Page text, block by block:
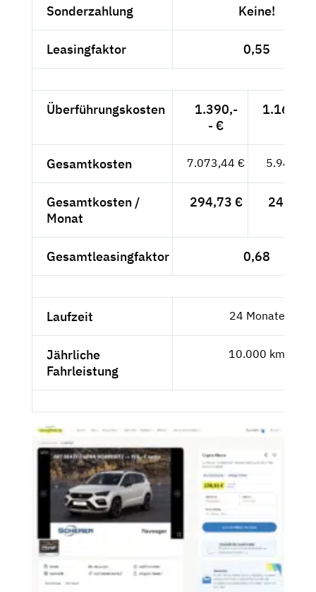
Sonderzahlung Keine!
Leasingfaktor 0,55
Überführungskosten
1.390,-
- €
Gesamtkosten 7.073,44 € 5.944,07
Gesamtkosten /
Monat
294,73 € 247,67
Gesamtleasingfaktor 0,68
Laufzeit 24 Monate
Jährliche
Fahrleistung
10.000 km